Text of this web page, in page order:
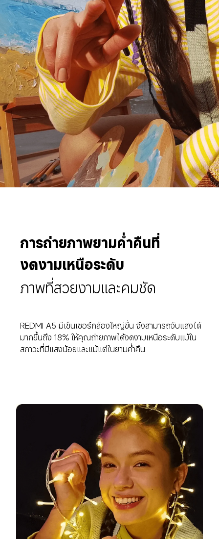
การถ่ายภาพยามค่ำคืนที่
งดงามเหนือระดับ
ภาพที่สวยงามและคมชัด
REDMI A5 มีเซ็นเซอร์กล้องใหญ่ขึ้น จึงสามารถจับแสงได้
มากขึ้นถึง 18% ให้คุณถ่ายภาพได้งดงามเหนือระดับแม้ใน
สภาวะที่มีแสงน้อยและแม้แต่ในยามค่ำคืน